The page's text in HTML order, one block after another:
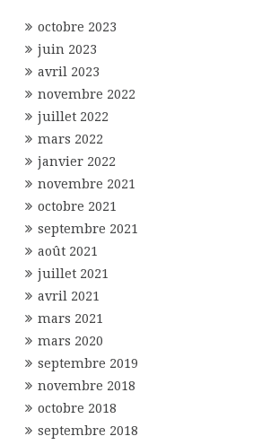
octobre 2023
juin 2023
avril 2023
novembre 2022
juillet 2022
mars 2022
janvier 2022
novembre 2021
octobre 2021
septembre 2021
août 2021
juillet 2021
avril 2021
mars 2021
mars 2020
septembre 2019
novembre 2018
octobre 2018
septembre 2018